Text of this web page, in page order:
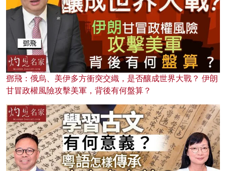
鄧飛：俄烏、美伊多方衝突交織，是否釀成世界大戰？ 伊朗
甘冒政權風險攻擊美軍，背後有何盤算？